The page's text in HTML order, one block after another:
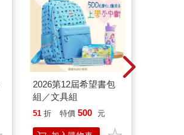
2026第12屆希望書包
組／文具組
51 折 特價 500 元